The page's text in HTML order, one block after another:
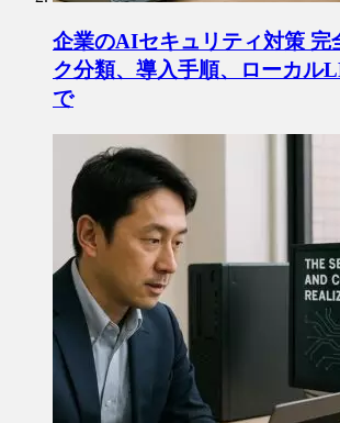
企業のAIセキュリティ対策 完
ク分類、導入手順、ローカル
で